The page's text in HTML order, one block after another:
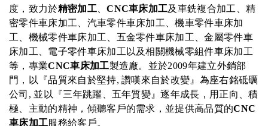
度，致力於精密加工、CNC車床加工及車銑複合加工、精
密零件車床加工、汽車零件車床加工、機車零件車床加
工、機械零件車床加工、五金零件車床加工、金屬零件車
床加工、電子零件車床加工以及相關機械零組件車床加工
等，專業CNC車床加工製造廠。並於2009年建立外銷部
門，以『品質來自於堅持, 讚嘆來自於改變』為座右銘砥礪
公司, 並以『三年跳躍、五年質變』逐年成長，用正向、積
極、主動的精神，傾聽客戶的需求，並提供高品質的CNC
車床加工服務給客戶。